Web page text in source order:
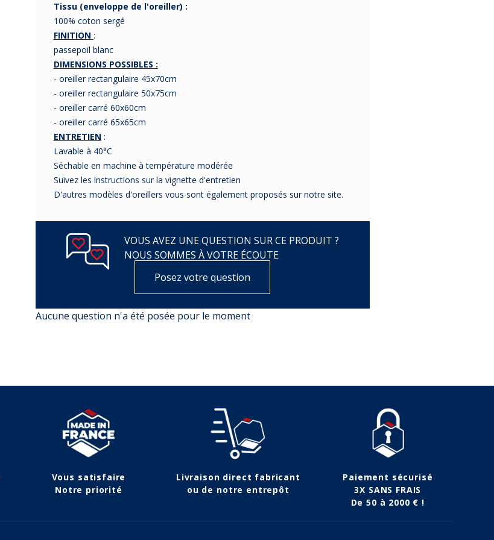
Tissu (enveloppe de l'oreiller) :
100% coton sergé
FINITION :
passepoil blanc
DIMENSIONS POSSIBLES :
- oreiller rectangulaire 45x70cm
- oreiller rectangulaire 50x75cm
- oreiller carré 60x60cm
- oreiller carré 65x65cm
ENTRETIEN :
Lavable à 40°C
Séchable en machine à température modérée
Suivez les instructions sur la vignette d'entretien
D'autres modèles d'oreillers vous sont également proposés sur notre site.
VOUS AVEZ UNE QUESTION SUR CE PRODUIT ?
NOUS SOMMES À VOTRE ÉCOUTE
Posez votre question
Aucune question n'a été posée pour le moment
Vous satisfaire
Notre priorité
Livraison direct fabricant
ou de notre entrepôt
Paiement sécurisé
3X SANS FRAIS
De 50 à 2000 € !